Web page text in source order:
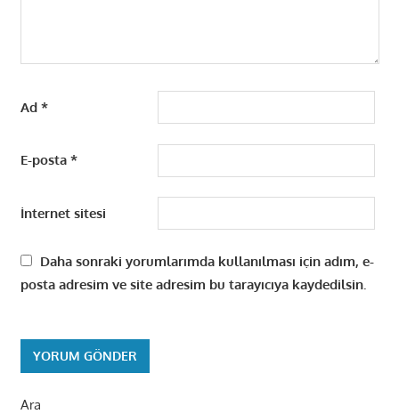
Ad *
E-posta *
İnternet sitesi
Daha sonraki yorumlarımda kullanılması için adım, e-
posta adresim ve site adresim bu tarayıcıya kaydedilsin.
Ara